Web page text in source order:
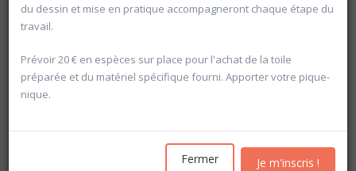
Vider les filtres
du dessin et mise en pratique accompagneront chaque étape du
travail.
Prévoir 20 € en espèces sur place pour l'achat de la toile
préparée et du matériel spécifique fourni. Apporter votre pique-
nique.
Fermer Je m'inscris !